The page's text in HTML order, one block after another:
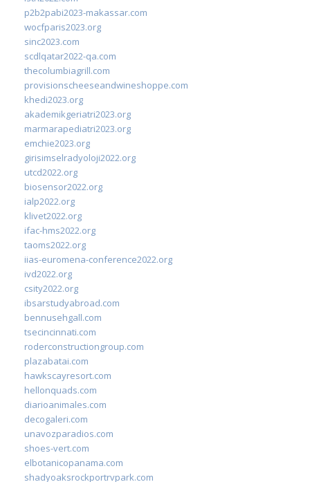
p2b2pabi2023-makassar.com
wocfparis2023.org
sinc2023.com
scdlqatar2022-qa.com
thecolumbiagrill.com
provisionscheeseandwineshoppe.com
khedi2023.org
akademikgeriatri2023.org
marmarapediatri2023.org
emchie2023.org
girisimselradyoloji2022.org
utcd2022.org
biosensor2022.org
ialp2022.org
klivet2022.org
ifac-hms2022.org
taoms2022.org
iias-euromena-conference2022.org
ivd2022.org
csity2022.org
ibsarstudyabroad.com
bennusehgall.com
tsecincinnati.com
roderconstructiongroup.com
plazabatai.com
hawkscayresort.com
hellonquads.com
diarioanimales.com
decogaleri.com
unavozparadios.com
shoes-vert.com
elbotanicopanama.com
shadyoaksrockportrvpark.com